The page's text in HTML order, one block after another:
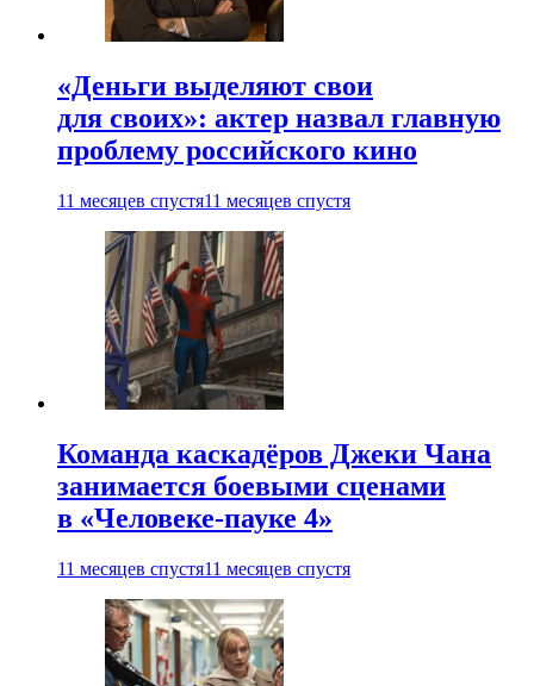
«Деньги выделяют свои
для своих»: актер назвал главную
проблему российского кино
11 месяцев спустя11 месяцев спустя
Команда каскадёров Джеки Чана
занимается боевыми сценами
в «Человеке-пауке 4»
11 месяцев спустя11 месяцев спустя